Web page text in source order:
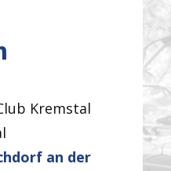
Kremstal
an der